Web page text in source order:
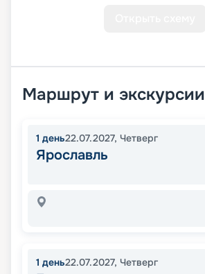
Маршрут и экскурсии
1 день22.07.2027, Четверг
Ярославль
1 день22.07.2027, Четверг